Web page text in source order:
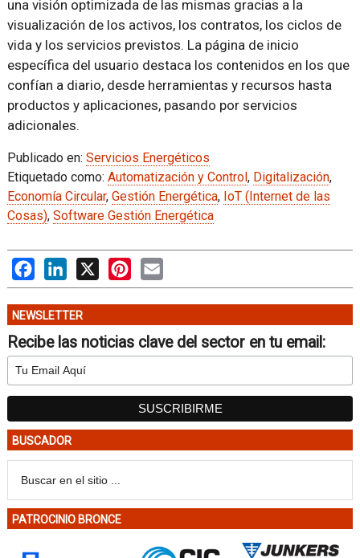
una visión optimizada de las mismas gracias a la
visualización de los activos, los contratos, los ciclos de
vida y los servicios previstos. La página de inicio
específica del usuario destaca los contenidos en los que
confían a diario, desde herramientas y recursos hasta
productos y aplicaciones, pasando por servicios
adicionales.
Publicado en: Servicios Energéticos
Etiquetado como: Automatización y Control, Digitalización,
Economía Circular, Gestión Energética, IoT (Internet de las
Cosas), Software Gestión Energética
FacebookLinkedIn
X PinterestEmail
NEWSLETTER
Recibe las noticias clave del sector en tu email:
BUSCADOR
PATROCINIO BRONCE